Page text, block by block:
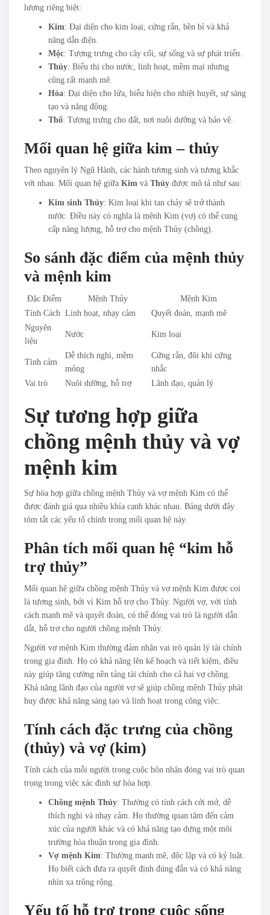
lượng riêng biệt:
Kim: Đại diện cho kim loại, cứng rắn, bền bỉ và khả
năng dẫn điện.
Mộc: Tượng trưng cho cây cối, sự sống và sự phát triển.
Thủy: Biểu thị cho nước, linh hoạt, mềm mại nhưng
cũng rất mạnh mẽ.
Hỏa: Đại diện cho lửa, biểu hiện cho nhiệt huyết, sự sáng
tạo và năng động.
Thổ: Tượng trưng cho đất, nơi nuôi dưỡng và bảo vệ.
Mối quan hệ giữa kim – thủy
Theo nguyên lý Ngũ Hành, các hành tương sinh và tương khắc
với nhau. Mối quan hệ giữa Kim và Thủy được mô tả như sau:
Kim sinh Thủy: Kim loại khi tan chảy sẽ trở thành
nước. Điều này có nghĩa là mệnh Kim (vợ) có thể cung
cấp năng lượng, hỗ trợ cho mệnh Thủy (chồng).
So sánh đặc điểm của mệnh thủy
và mệnh kim
Đặc Điểm Mệnh Thủy
Mệnh Kim
Tính Cách Linh hoạt, nhạy cảm
Quyết đoán, mạnh mẽ
Nguyên
liệu
Nước Kim loại
Tình cảm
Dễ thích nghi, mềm
mỏng
Cứng rắn, đôi khi cứng
nhắc
Vai trò
Nuôi dưỡng, hỗ trợ Lãnh đạo, quản lý
Sự tương hợp giữa
chồng mệnh thủy và vợ
mệnh kim
Sự hòa hợp giữa chồng mệnh Thủy và vợ mệnh Kim có thể
được đánh giá qua nhiều khía cạnh khác nhau. Bảng dưới đây
tóm tắt các yếu tố chính trong mối quan hệ này.
Phân tích mối quan hệ “kim hỗ
trợ thủy”
Mối quan hệ giữa chồng mệnh Thủy và vợ mệnh Kim được coi
là tương sinh, bởi vì Kim hỗ trợ cho Thủy. Người vợ, với tính
cách mạnh mẽ và quyết đoán, có thể đóng vai trò là người dẫn
dắt, hỗ trợ cho người chồng mệnh Thủy.
Người vợ mệnh Kim thường đảm nhận vai trò quản lý tài chính
trong gia đình. Họ có khả năng lên kế hoạch và tiết kiệm, điều
này giúp tăng cường nền tảng tài chính cho cả hai vợ chồng.
Khả năng lãnh đạo của người vợ sẽ giúp chồng mệnh Thủy phát
huy được khả năng sáng tạo và linh hoạt trong công việc.
Tính cách đặc trưng của chồng
(thủy) và vợ (kim)
Tính cách của mỗi người trong cuộc hôn nhân đóng vai trò quan
trọng trong việc xác định sự hòa hợp.
Chồng mệnh Thủy: Thường có tính cách cởi mở, dễ
thích nghi và nhạy cảm. Họ thường quan tâm đến cảm
xúc của người khác và có khả năng tạo dựng một môi
trường hòa thuận trong gia đình.
Vợ mệnh Kim: Thường mạnh mẽ, độc lập và có kỷ luật.
Họ biết cách đưa ra quyết định đúng đắn và có khả năng
nhìn xa trông rộng.
Yếu tố hỗ trợ trong cuộc sống